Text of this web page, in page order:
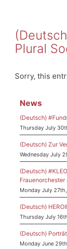
Plural
Sorry, this
News
(Deutsch)
Thursday July
(Deutsch) Zur
Wednesday July
(Deutsch)
Monday July
(Deutsch)
Thursday July
(Deutsch)
Monday June